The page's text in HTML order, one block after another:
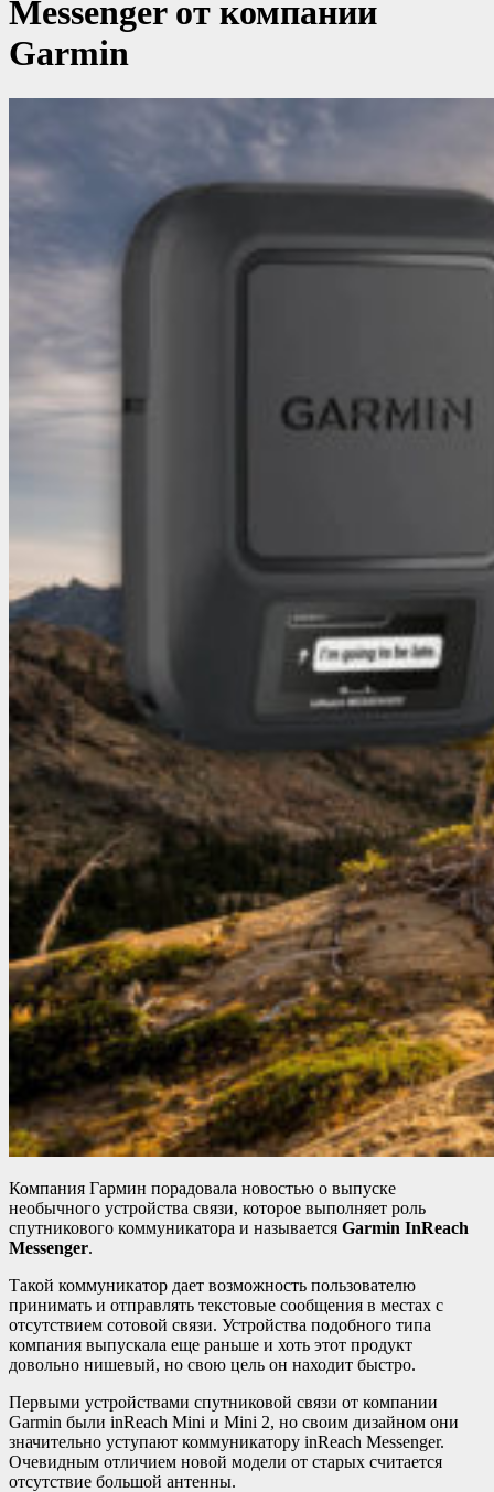
Messenger от компании
Garmin
Компания Гармин порадовала новостью о выпуске
необычного устройства связи, которое выполняет роль
спутникового коммуникатора и называется Garmin InReach
Messenger.
Такой коммуникатор дает возможность пользователю
принимать и отправлять текстовые сообщения в местах с
отсутствием сотовой связи. Устройства подобного типа
компания выпускала еще раньше и хоть этот продукт
довольно нишевый, но свою цель он находит быстро.
Первыми устройствами спутниковой связи от компании
Garmin были inReach Mini и Mini 2, но своим дизайном они
значительно уступают коммуникатору inReach Messenger.
Очевидным отличием новой модели от старых считается
отсутствие большой антенны.